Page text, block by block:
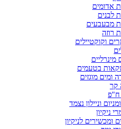
אדומים
לבנים
מבעבעים
רוזה
וקוקטיילים
מינרליים
בטעמים
ומים מוגזים
קר
ח"פ
וניילון נצמד
ניקיון
ומכשירים לניקיון